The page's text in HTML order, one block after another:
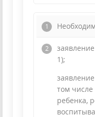
1);
том
ребенка,